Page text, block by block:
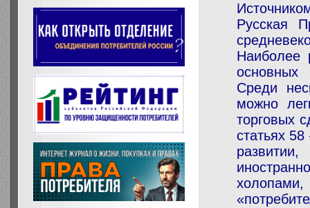
Русская
Наиболее
основных
Среди
можно
торговых
статьях